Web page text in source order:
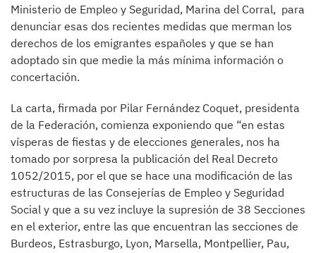
Ministerio de Empleo y Seguridad, Marina del Corral, para
denunciar esas dos recientes medidas que merman los
derechos de los emigrantes españoles y que se han
adoptado sin que medie la más mínima información o
concertación.
La carta, firmada por Pilar Fernández Coquet, presidenta
de la Federación, comienza exponiendo que “en estas
vísperas de fiestas y de elecciones generales, nos ha
tomado por sorpresa la publicación del Real Decreto
1052/2015, por el que se hace una modificación de las
estructuras de las Consejerías de Empleo y Seguridad
Social y que a su vez incluye la supresión de 38 Secciones
en el exterior, entre las que encuentran las secciones de
Burdeos, Estrasburgo, Lyon, Marsella, Montpellier, Pau,